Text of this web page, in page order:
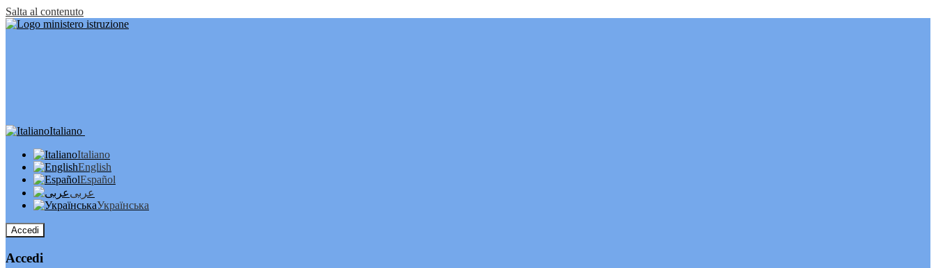
Salta al contenuto
Italiano
Italiano
English
Español
عربى
Українська
Accedi
Accedi